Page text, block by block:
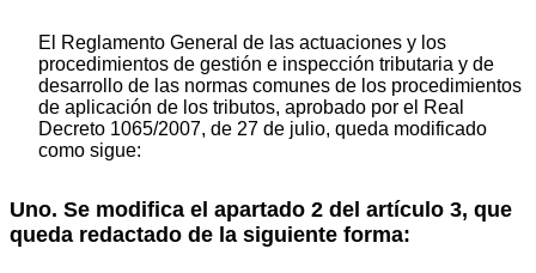
El Reglamento General de las actuaciones y los
procedimientos de gestión e inspección tributaria y de
desarrollo de las normas comunes de los procedimientos
de aplicación de los tributos, aprobado por el Real
Decreto 1065/2007, de 27 de julio, queda modificado
como sigue:
Uno. Se modifica el apartado 2 del artículo 3, que
queda redactado de la siguiente forma: